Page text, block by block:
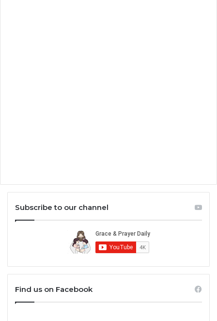
Subscribe to our channel
Find us on Facebook